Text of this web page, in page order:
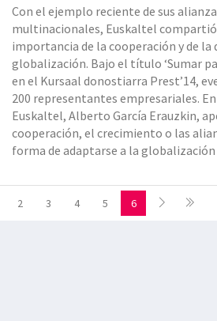
Con el ejemplo reciente de sus
multinacionales, Euskaltel compartió
importancia de la cooperación y de la
globalización. Bajo el título ‘Sumar
en el Kursaal donostiarra Prest’14,
200 representantes empresariales.
Euskaltel, Alberto García Erauzkin,
cooperación, el crecimiento o las
forma de adaptarse a la
2 3 4 5 6